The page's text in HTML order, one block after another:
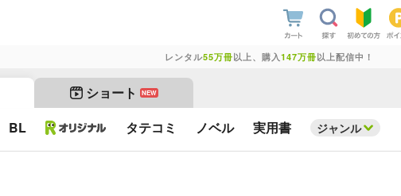
レンタル55万冊以上、購入 147万冊以上配信中！
ショート NEW
BL タテコミ ノベル 実用書 ジャンル